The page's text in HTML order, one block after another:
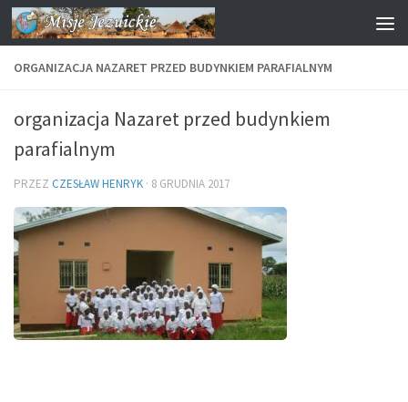
Przejdź do treści
ORGANIZACJA NAZARET PRZED BUDYNKIEM PARAFIALNYM
organizacja Nazaret przed budynkiem
parafialnym
PRZEZ CZESŁAW HENRYK · 8 GRUDNIA 2017